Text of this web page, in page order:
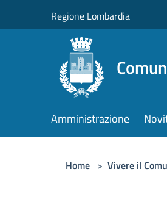
Regione Lombardia
Amministrazione
Home > Vivere il